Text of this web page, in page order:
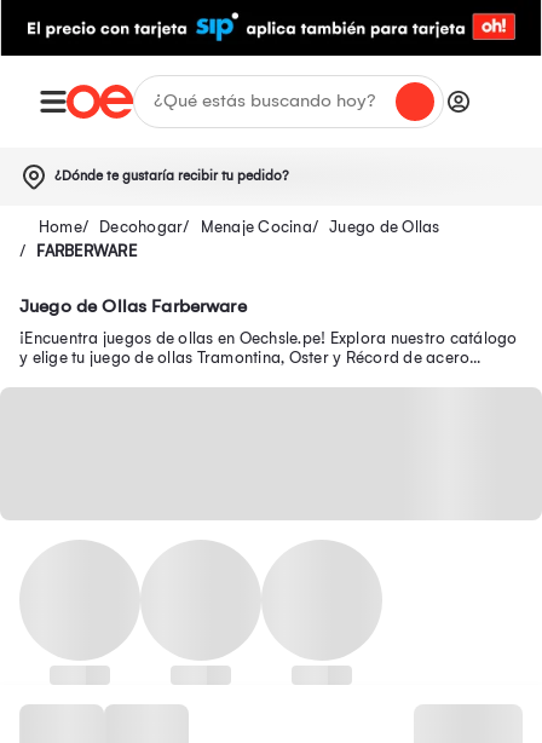
¿Dónde te gustaría recibir tu pedido?
Decohogar Menaje Cocina
Juego de Ollas
FARBERWARE
Juego de Ollas Farberware
¡Encuentra juegos de ollas en Oechsle.pe! Explora nuestro catálogo
y elige tu juego de ollas Tramontina, Oster y Récord de acero